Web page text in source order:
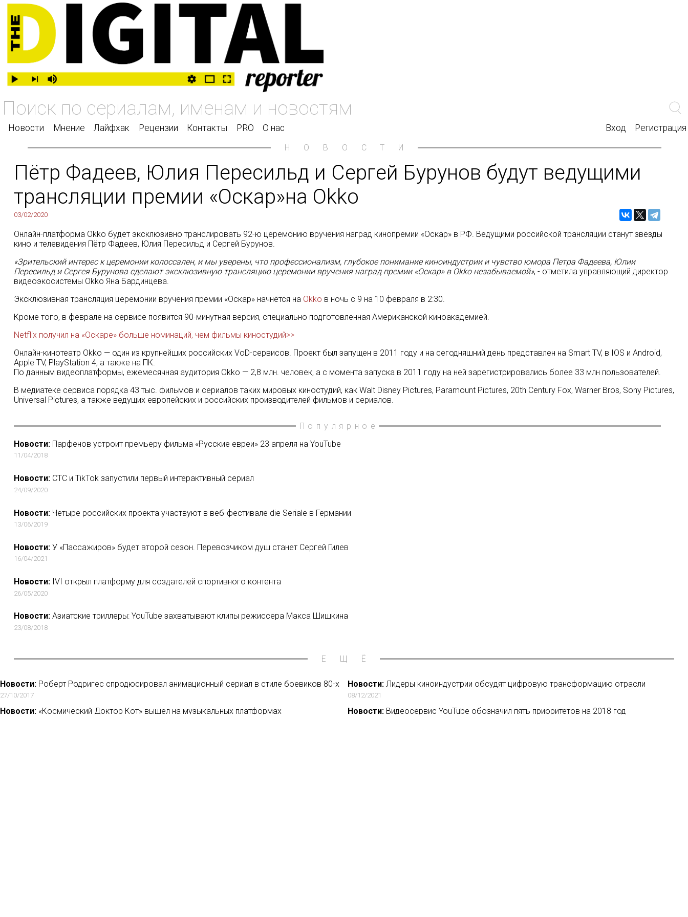
Новости Мнение Лайфхак Рецензии Контакты PRO О нас Вход Регистрация
НОВОСТИ
Пётр Фадеев, Юлия Пересильд и Сергей Бурунов будут ведущими
трансляции премии «Оскар»на Okko
03/02/2020
Онлайн-платформа Okko будет эксклюзивно транслировать 92-ю церемонию вручения наград кинопремии «Оскар» в РФ. Ведущими российской трансляции станут звёзды
кино и телевидения Пётр Фадеев, Юлия Пересильд и Сергей Бурунов.
«Зрительский интерес к церемонии колоссален, и мы уверены, что профессионализм, глубокое понимание киноиндустрии и чувство юмора Петра Фадеева, Юлии
Пересильд и Сергея Бурунова сделают эксклюзивную трансляцию церемонии вручения наград премии «Оскар» в Okko незабываемой», - отметила управляющий директор
видеоэкосистемы Okko Яна Бардинцева.
Эксклюзивная трансляция церемонии вручения премии «Оскар» начнётся на Okko в ночь с 9 на 10 февраля в 2:30.
Кроме того, в феврале на сервисе появится 90-минутная версия, специально подготовленная Американской киноакадемией.
Netflix получил на «Оскаре» больше номинаций, чем фильмы киностудий>>
Онлайн-кинотеатр Okko — один из крупнейших российских VoD-сервисов. Проект был запущен в 2011 году и на сегодняшний день представлен на Smart TV, в IOS и Android,
Apple TV, PlayStation 4, а также на ПК.
По данным видеоплатформы, ежемесячная аудитория Okko — 2,8 млн. человек, а с момента запуска в 2011 году на ней зарегистрировались более 33 млн пользователей.
В медиатеке сервиса порядка 43 тыс. фильмов и сериалов таких мировых киностудий, как Walt Disney Pictures, Paramount Pictures, 20th Century Fox, Warner Bros, Sony Pictures,
Universal Pictures, а также ведущих европейских и российских производителей фильмов и сериалов.
Популярное
Новости:Парфенов устроит премьеру фильма «Русские евреи» 23 апреля на YouTube
11/04/2018
Новости:СТС и TikTok запустили первый интерактивный сериал
24/09/2020
Новости:Четыре российских проекта участвуют в веб-фестивале die Seriale в Германии
13/06/2019
Новости:У «Пассажиров» будет второй сезон. Перевозчиком душ станет Сергей Гилев
16/04/2021
Новости:IVI открыл платформу для создателей спортивного контента
26/05/2020
Новости:Азиатские триллеры: YouTube захватывают клипы режиссера Макса Шишкина
23/08/2018
ЕЩЁ
Новости: Роберт Родригес спродюсировал анимационный сериал в стиле боевиков 80-х
27/10/2017
Новости:Лидеры киноиндустрии обсудят цифровую трансформацию отрасли
08/12/2021
Новости: «Космический Доктор Кот» вышел на музыкальных платформах Новости:Видеосервис YouTube обозначил пять приоритетов на 2018 год